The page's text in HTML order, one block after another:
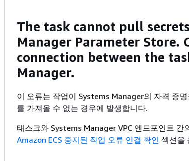
The task cannot pull
Manager Parameter Store.
connection between the
Manager.
이 오류는 작업이 Systems Manager의 자격 증
를 가져올 수 없는 경우에 발생합니다.
태스크와 Systems Manager VPC 엔드포인트 간
Amazon ECS 중지된 작업 오류 연결 확인 섹션을